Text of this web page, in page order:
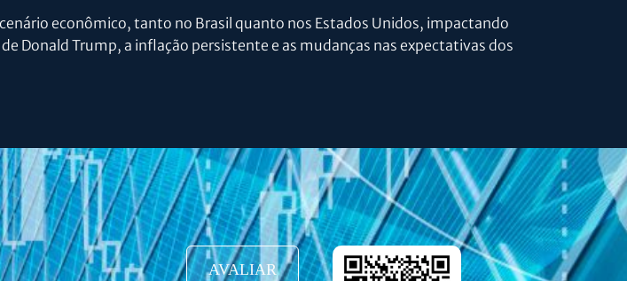
econômico, tanto no Brasil quanto nos Estados Unidos, impactando
Donald Trump, a inflação persistente e as mudanças nas expectativas dos
AVALIAR